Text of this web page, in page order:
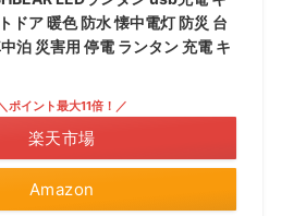
ドア 暖色 防水 懐中電灯 防災 台
泊 災害用 停電 ランタン 充電 キ
Amazon
ポイント最大11倍！／
楽天市場